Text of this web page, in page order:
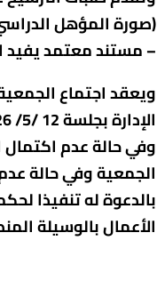
(صورة المؤهل
– مستند معتمد يفيد انتماء
الجمعية وفي حالة
الأعمال بالوسيلة المنصوص عليها بالقرار